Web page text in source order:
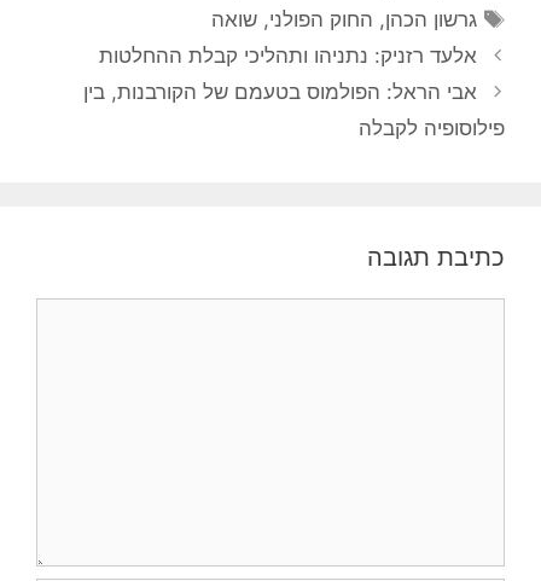
תגיות
גרשון הכהן, החוק הפולני,שואה
אלעד רזניק: נתניהו ותהליכי קבלת ההחלטות
אבי הראל: הפולמוס בטעמם של הקורבנות, בין
פילוסופיה לקבלה
כתיבת תגובה